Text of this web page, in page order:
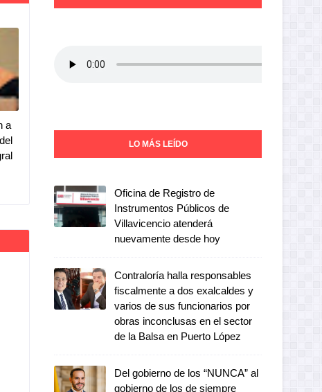
a
LO MÁS LEÍDO
Oficina de Registro de
Instrumentos Públicos de
Villavicencio atenderá
nuevamente desde hoy
Contraloría halla responsables
fiscalmente a dos exalcaldes y
varios de sus funcionarios por
obras inconclusas en el sector
de la Balsa en Puerto López
Del gobierno de los “NUNCA” al
gobierno de los de siempre